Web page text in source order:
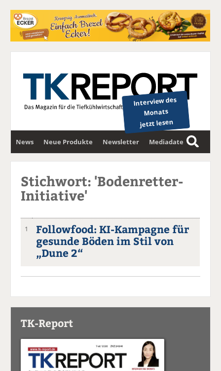
Interview des
Monats
jetzt lesen
News Neue Produkte Newsletter Mediadaten
S
u
Stichwort: 'Bodenretter-
Initiative'
1
Followfood: KI-Kampagne für
gesunde Böden im Stil von
„Dune 2“
TK-Report